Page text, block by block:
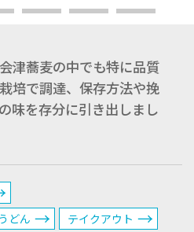
津蕎麦の中でも特に品質
培で調達、保存方法や挽
味を存分に引き出しまし
どん テイクアウト